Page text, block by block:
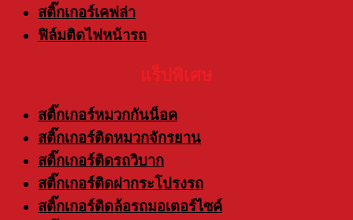
สติ๊กเกอร์เคฟล่า
ฟิล์มติดไฟหน้ารถ
แร็ปพิเศษ
สติ๊กเกอร์หมวกกันน็อค
สติ๊กเกอร์ติดหมวกจักรยาน
สติ๊กเกอร์ติดรถวิบาก
สติ๊กเกอร์ติดฝากระโปรงรถ
สติ๊กเกอร์ติดล้อรถมอเตอร์ไซค์